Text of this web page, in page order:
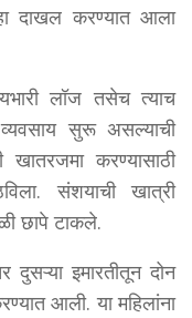
दाखल करण्यात आला
लॉज तसेच त्याच
व्यवसाय सुरू असल्याची
खातरजमा करण्यासाठी
संशयाची खात्री
छापे टाकले.
दुसऱ्या इमारतीतून दोन
आली. या महिलांना